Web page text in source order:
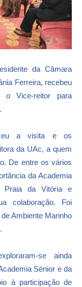
da Câmara
Ferreira, recebeu
Vice-reitor para
a visita e os
da UAc, a quem
De entre os vários
da Academia
Praia da Vitória e
colaboração. Foi
Ambiente Marinho
se ainda
Sénior e da
à participação de